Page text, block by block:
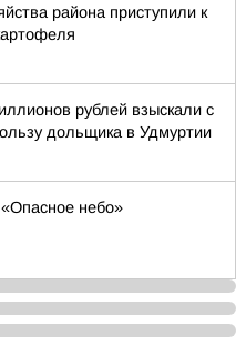
района приступили к
рублей взыскали с
дольщика в Удмуртии
небо»